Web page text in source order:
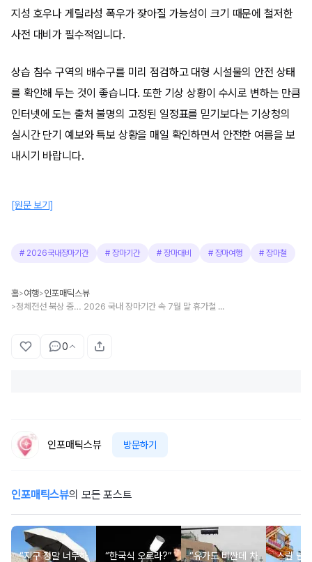
지성 호우나 게릴라성 폭우가 잦아질 가능성이 크기 때문에 철저한
사전 대비가 필수적입니다.
상습 침수 구역의 배수구를 미리 점검하고 대형 시설물의 안전 상태
를 확인해 두는 것이 좋습니다. 또한 기상 상황이 수시로 변하는 만큼
인터넷에 도는 출처 불명의 고정된 일정표를 믿기보다는 기상청의
실시간 단기 예보와 특보 상황을 매일 확인하면서 안전한 여름을 보
내시기 바랍니다.
[원문 보기]
# 2026국내장마기간 #장마기간 # 장마대비 # 장마여행 #장마철
홈>여행>인포매틱스뷰
> 정체전선 북상 중… 2026 국내 장마기간 속 7월 말 휴가철 기상 예보 요약
0
인포매틱스뷰 방문하기
인포매틱스뷰의 모든 포스트
“지구 정말 너무하
“한국식 오로라?”
“유가도 비싼데 차
스릴 넘